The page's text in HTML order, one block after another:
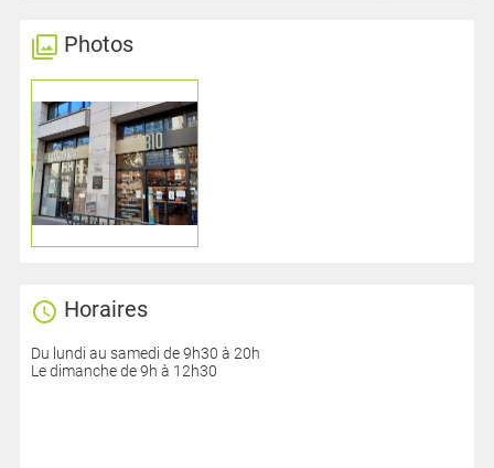
Horaires
Du lundi au samedi de 9h30 à 20h
Le dimanche de 9h à 12h30
Photos